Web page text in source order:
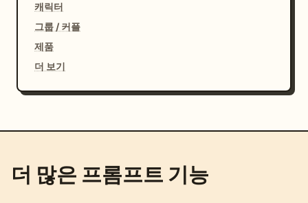
캐릭터
그룹 / 커플
제품
더 보기
더 많은 프롬프트 기능